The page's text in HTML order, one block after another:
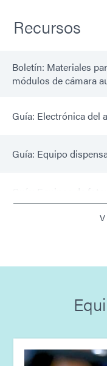
Recursos
Boletín: Materiales
módulos de cámara
Guía: Electrónica del
Guía: Equipo
Guía: Electrónica del
Guía: Equipo
Guía: Equipos de